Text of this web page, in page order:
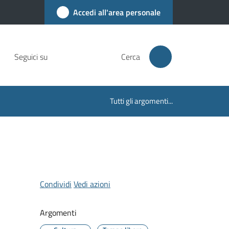
Accedi all'area personale
Seguici su Cerca
Tutti gli argomenti...
Condividi Vedi azioni
Argomenti